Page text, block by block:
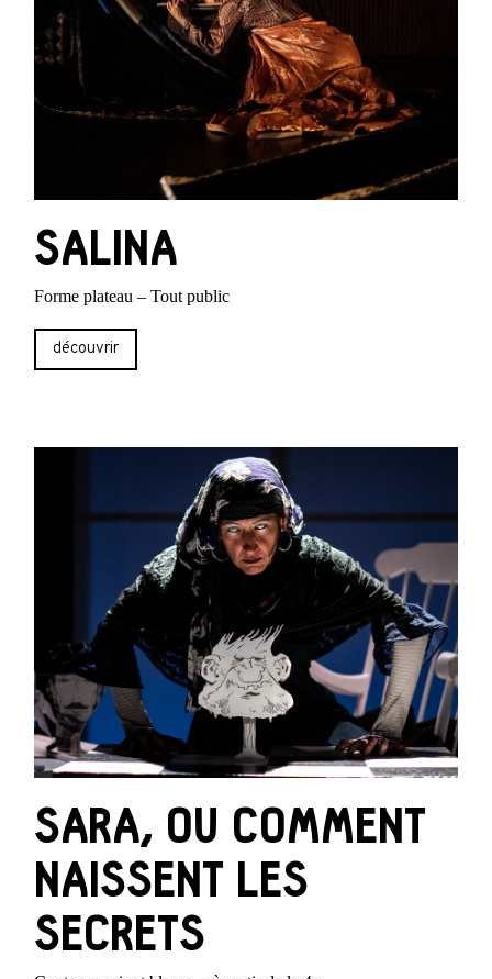
SALINA
Forme plateau – Tout public
découvrir
SARA, OU COMMENT
NAISSENT LES
SECRETS